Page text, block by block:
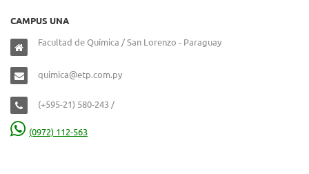
CAMPUS UNA
Facultad de Química / San Lorenzo - Paraguay
quimica@etp.com.py
(+595-21) 580-243 /
(0972) 112-563